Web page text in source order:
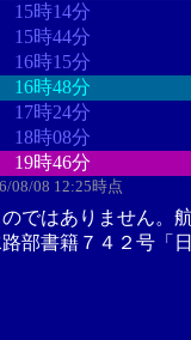
15時14分
15時44分
16時15分
16時48分
17時24分
18時08分
19時46分
08/08 12:25時点
ではありません。
部書籍７４２号「